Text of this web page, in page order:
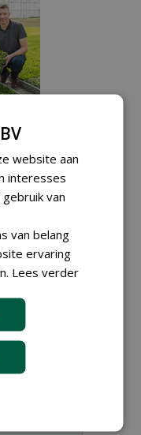
website aan
interesses
van
van belang
ervaring
Lees verder